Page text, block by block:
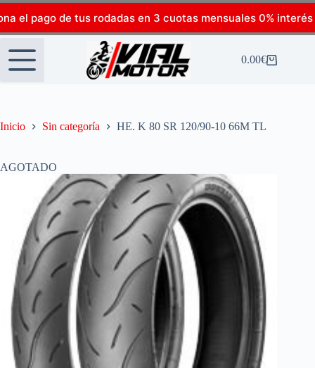
el pago de tus rodadas en 3 cuotas mensuales 0% interés
0.00€
Inicio Sin categoría HE. K 80 SR 120/90-10 66M TL
AGOTADO